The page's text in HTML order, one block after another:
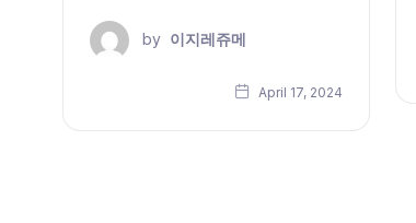
by 이지레쥬메
April 17, 2024